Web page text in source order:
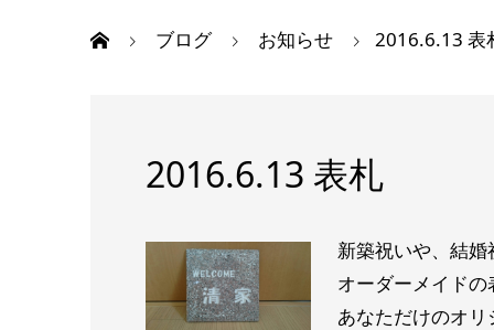
ブログ お知らせ 2016.6.13 表
2016.6.13 表札
新築祝いや、結
オーダーメイド
あなただけのオ